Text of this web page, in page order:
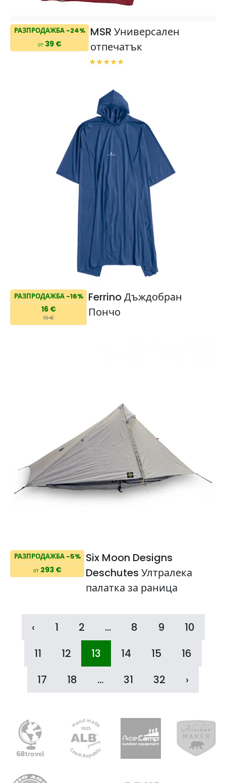
РАЗПРОДАЖБА -24%
от39 €
MSR Универсален
отпечатък
РАЗПРОДАЖБА -16%
16 €
19 €
Ferrino Дъждобран
Пончо
РАЗПРОДАЖБА -5%
от293 €
Six Moon Designs
Deschutes Ултралека
палатка за раница
‹ 1 2 ... 8 9
10
11
12 13 14 15
16
17
18 ... 31 32 ›